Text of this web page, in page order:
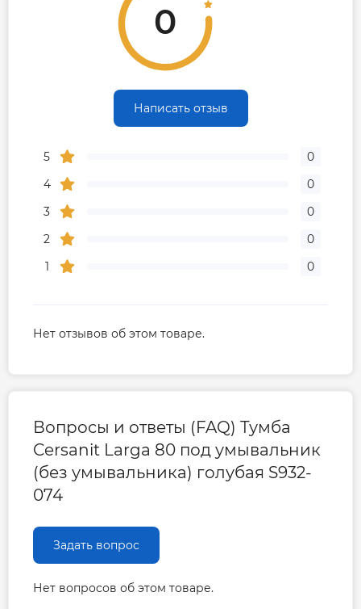
0
Написать отзыв
5
0
4
0
3
0
2
0
1
0
Нет отзывов об этом товаре.
Вопросы и ответы (FAQ) Тумба
Cersanit Larga 80 под умывальник
(без умывальника) голубая S932-
074
Задать вопрос
Нет вопросов об этом товаре.